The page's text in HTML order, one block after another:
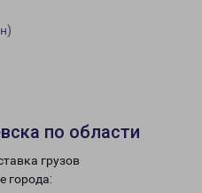
по области
грузов
города: